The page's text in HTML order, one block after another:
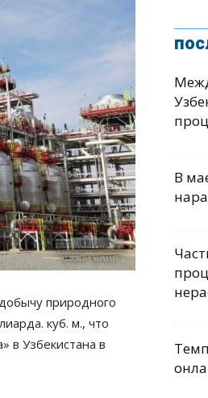
природного
куб. м., что
в Узбекистана в
В